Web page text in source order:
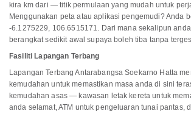
kira km dari — titik permulaan yang mudah untuk
Menggunakan peta atau aplikasi pengemudi? Anda
-6.1275229, 106.6515171. Dari mana sekalipun
berangkat sedikit awal supaya boleh tiba tanpa
Fasiliti Lapangan Terbang
Lapangan Terbang Antarabangsa Soekarno Hatta
kemudahan untuk memastikan masa anda di sini
kemudahan asas — kawasan letak kereta untuk
anda selamat, ATM untuk pengeluaran tunai pantas,